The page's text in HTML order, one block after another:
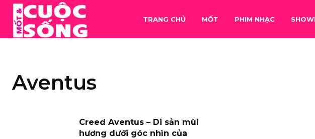
TRANG CHỦ MỐT PHIM NHẠC
Aventus
Creed Aventus – Di sản mùi
hương dưới góc nhìn của